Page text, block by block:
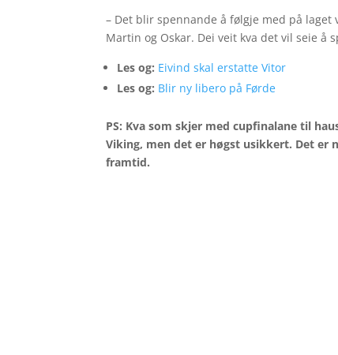
– Det blir spennande å følgje med på
Martin og Oskar. Dei veit kva det vil seie å
Les og: Eivind skal erstatte Vitor
Les og: Blir ny libero på Førde
PS: Kva som skjer med cupfinalane til
Viking, men det er høgst usikkert. Det
framtid.